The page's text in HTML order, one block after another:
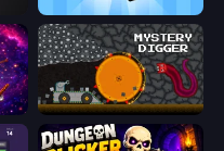
Candy Clicker 2
Mystery Digger